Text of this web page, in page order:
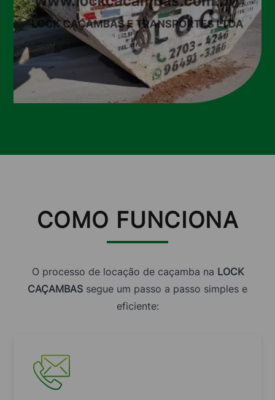
COMO FUNCIONA
O processo de locação de caçamba na LOCK
CAÇAMBAS segue um passo a passo simples e
eficiente: